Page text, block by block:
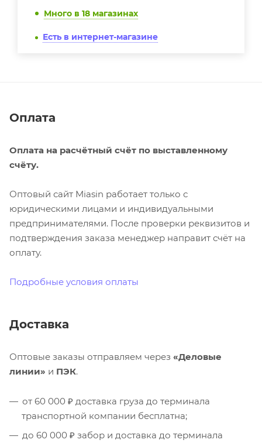
Много в 18 магазинах
Есть в интернет-магазине
Оплата
Оплата на расчётный счёт по выставленному
счёту.
Оптовый сайт Miasin работает только с
юридическими лицами и индивидуальными
предпринимателями. После проверки реквизитов и
подтверждения заказа менеджер направит счёт на
оплату.
Подробные условия оплаты
Доставка
Оптовые заказы отправляем через «Деловые
линии» и ПЭК.
от 60 000 ₽ доставка груза до терминала
транспортной компании бесплатна;
до 60 000 ₽ забор и доставка до терминала